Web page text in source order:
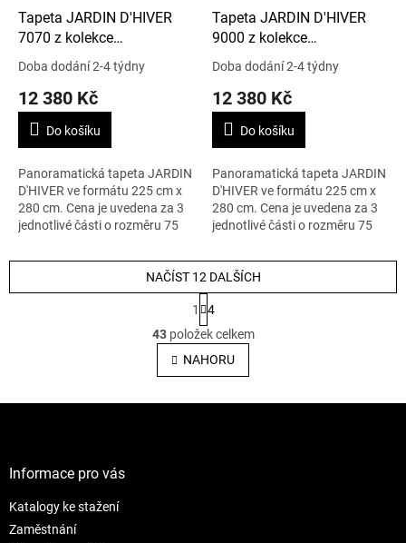
Tapeta JARDIN D'HIVER
7070 z kolekce
IMPRESSION
Doba dodání 2-4 týdny
12 380 Kč
Do košíku
Panoramatická tapeta JARDIN
D'HIVER ve formátu 225 cm x
280 cm. Cena je uvedena za 3
jednotlivé části o rozměru 75
Tapeta JARDIN D'HIVER
9000 z kolekce
IMPRESSION
Doba dodání 2-4 týdny
12 380 Kč
Do košíku
Panoramatická tapeta JARDIN
D'HIVER ve formátu 225 cm x
280 cm. Cena je uvedena za 3
jednotlivé části o rozměru 75
O
v
l
á
NAČÍST 12 DALŠÍCH
t
r
á
n
k
v
1
4
43položek celkem
NAHORU
Informace pro vás
Katalogy ke stažení
Zaměstnání